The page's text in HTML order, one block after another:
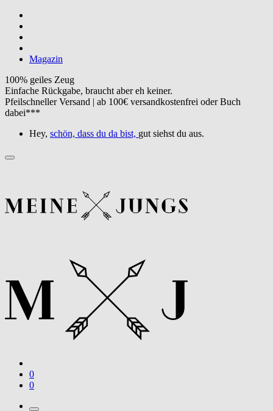
Magazin
100% geiles Zeug
Einfache Rückgabe, braucht aber eh keiner.
Pfeilschneller Versand | ab 100€ versandkostenfrei oder Buch
dabei***
Hey, schön, dass du da bist, gut siehst du aus.
0
0